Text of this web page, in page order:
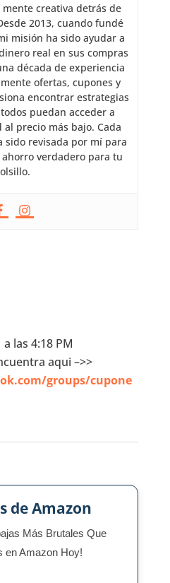
mente creativa detrás de
2013, cuando fundé
misión ha sido ayudar a
real en sus compras
década de experiencia
ofertas, cupones y
encontrar estrategias
puedan acceder a
precio más bajo. Cada
sido revisada por mí para
verdadero para tu
las 4:18 PM
aqui –>>
groups/cupone
de Amazon
Más Brutales Que
en Amazon Hoy!